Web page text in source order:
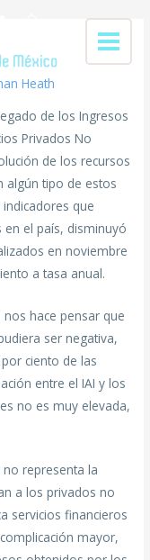
Heath
de los Ingresos
Privados No
de los recursos
algún tipo de estos
que
el país, disminuyó
en noviembre
a tasa anual.
nos hace pensar que
ser negativa,
ciento de las
entre el IAI y los
no es muy elevada,
representa la
a los privados no
servicios financieros
mayor,